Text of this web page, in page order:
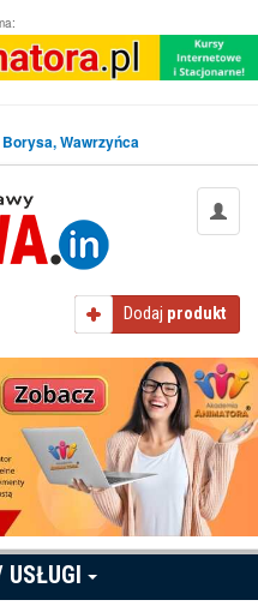
Wawrzyńca
Dodaj produkt
USŁUGI